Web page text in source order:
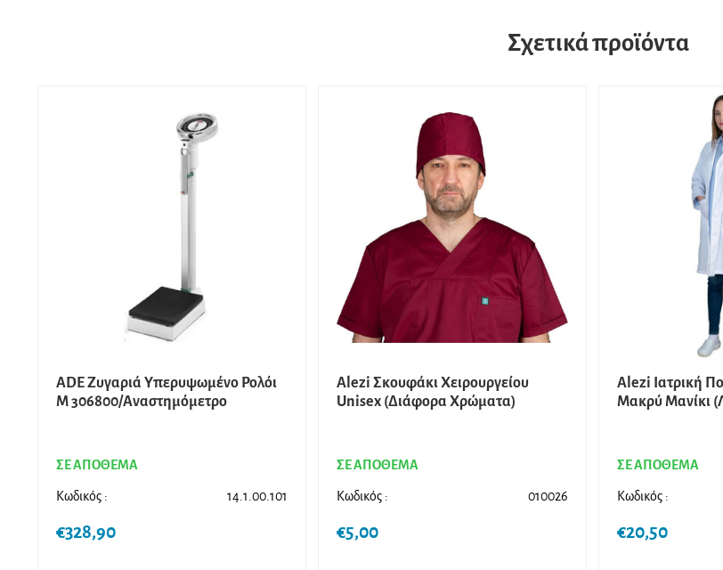
Σχετικά προϊόντα
ADE Ζυγαριά Υπερυψωμένο Ρολόι
M 306800/Αναστημόμετρο
ΣΕ ΑΠΟΘΕΜΑ
Κωδικός : 14.1.00.101
€328,90
Alezi Σκουφάκι Χειρουργείου
Unisex (Διάφορα Χρώματα)
ΣΕ ΑΠΟΘΕΜΑ
Κωδικός : 010026
€5,00
Alezi Ιατρική
Μακρύ Μανίκι
ΣΕ ΑΠΟΘΕΜΑ
Κωδικός :
€20,50